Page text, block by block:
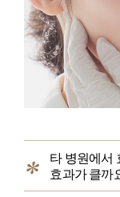
타 병원에서
효과가 클까